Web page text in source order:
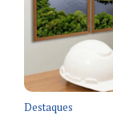
Destaques